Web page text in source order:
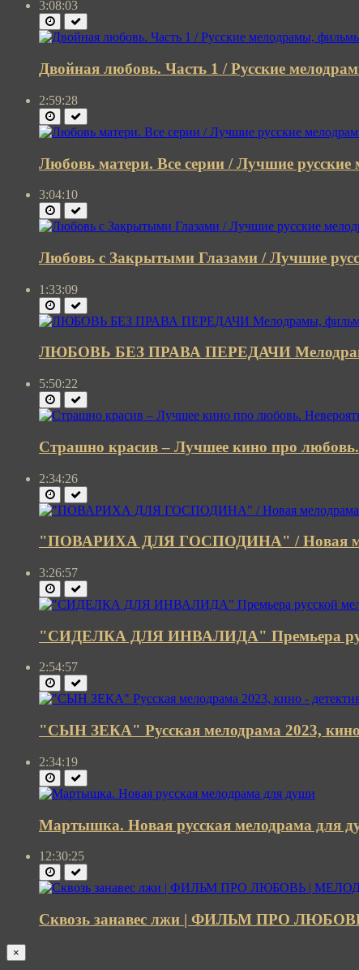
3:08:03
Двойная любовь. Часть 1 / Русские
2:59:28
Любовь матери. Все серии / Лучшие
3:04:10
Любовь с Закрытыми Глазами / Лучшие
1:33:09
ЛЮБОВЬ БЕЗ ПРАВА ПЕРЕДАЧИ
5:50:22
Страшно красив – Лучшее кино про
2:34:26
"ПОВАРИХА ДЛЯ ГОСПОДИНА" / Новая
3:26:57
"СИДЕЛКА ДЛЯ ИНВАЛИДА" Премьера
2:54:57
"СЫН ЗЕКА" Русская мелодрама 2023, кино
2:34:19
Мартышка. Новая русская мелодрама для
12:30:25
Сквозь занавес лжи | ФИЛЬМ ПРО
×